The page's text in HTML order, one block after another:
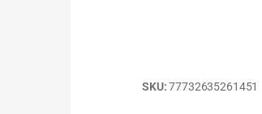
SKU:77732635261451